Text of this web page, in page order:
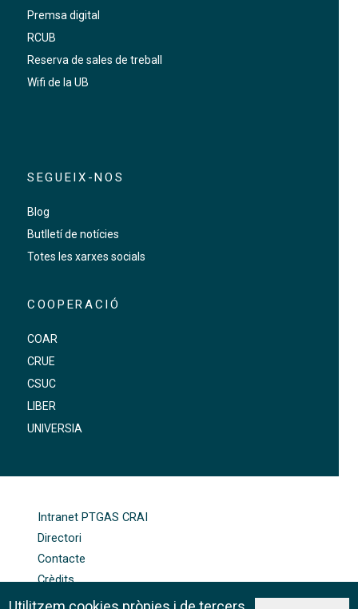
Premsa digital
RCUB
Reserva de sales de treball
Wifi de la UB
SEGUEIX-NOS
Blog
Butlletí de notícies
Totes les xarxes socials
COOPERACIÓ
COAR
CRUE
CSUC
LIBER
UNIVERSIA
Intranet PTGAS CRAI
Directori
Contacte
Crèdits
Mapa web